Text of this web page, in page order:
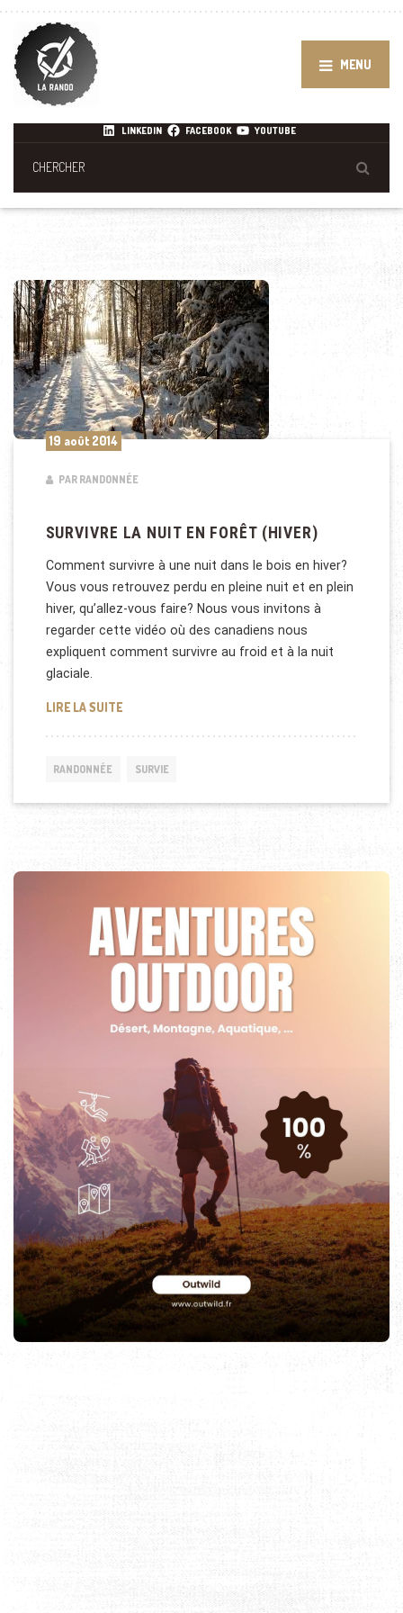
MENU
LINKEDIN FACEBOOK YOUTUBE
19 août 2014
PAR RANDONNÉE
SURVIVRE LA NUIT EN FORÊT (HIVER)
Comment survivre à une nuit dans le bois en hiver?
Vous vous retrouvez perdu en pleine nuit et en plein
hiver, qu’allez-vous faire? Nous vous invitons à
regarder cette vidéo où des canadiens nous
expliquent comment survivre au froid et à la nuit
glaciale.
LIRE LA SUITESURVIVRE LA NUIT EN FORÊT (HIVER)
RANDONNÉE SURVIE